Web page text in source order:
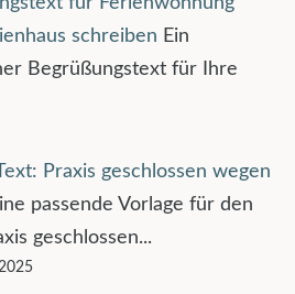
schreiben Ein
Begrüßungstext für Ihre
Praxis geschlossen wegen
passende Vorlage für den
geschlossen...